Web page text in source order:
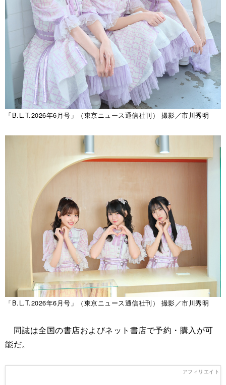
「B.L.T.2026年6月号」（東京ニュース通信社刊） 撮影／市川秀明
「B.L.T.2026年6月号」（東京ニュース通信社刊） 撮影／市川秀明
同誌は全国の書店およびネット書店で予約・購入が可
能だ。